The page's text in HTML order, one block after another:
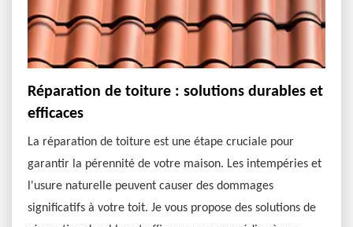
Réparation de toiture : solutions durables et
efficaces
La réparation de toiture est une étape cruciale pour
garantir la pérennité de votre maison. Les intempéries et
l'usure naturelle peuvent causer des dommages
significatifs à votre toit. Je vous propose des solutions de